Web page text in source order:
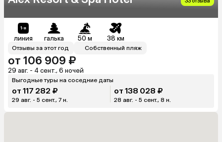
линия галька 50 м 38 км
Отзывы за этот год Собственный пляж
от 106 909 ₽
29 авг. - 4 сент., 6 ночей
Выгодные туры на соседние даты
от 117 282 ₽
29 авг. - 5 сент., 7 н.
от 138 028 ₽
28 авг. - 5 сент., 8 н.